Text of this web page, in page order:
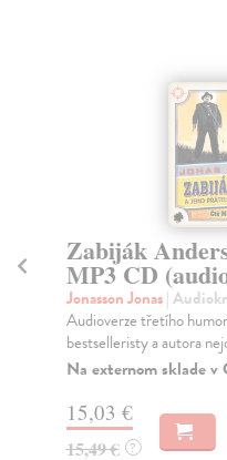
Zabiják
MP3 CD
Jonasson Jonas|
Audioverze třetího
bestselleristy a autora
Na externom sklade
15,03 €
15,49 € ?